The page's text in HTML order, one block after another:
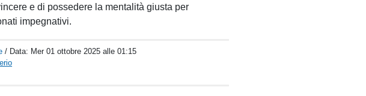
e di possedere la mentalità giusta per
impegnativi.
/ Data: Mer 01 ottobre 2025 alle 01:15